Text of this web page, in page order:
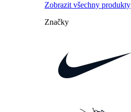
Zobrazit všechny produkty
Značky